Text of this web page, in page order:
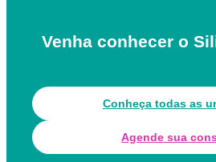
Venha conhecer o
Conheça todas as
Agende sua